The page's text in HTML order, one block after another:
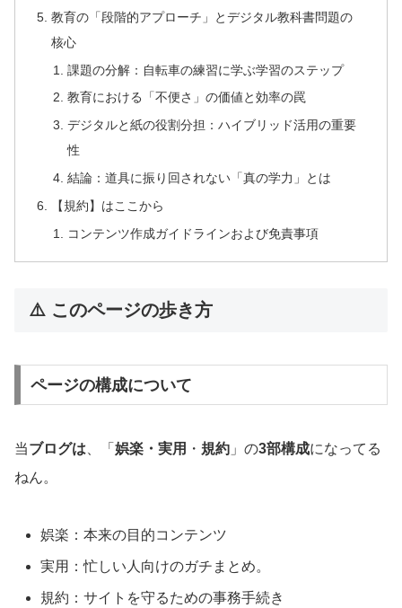
教育の「段階的アプローチ」とデジタル教科書問題の
核心
課題の分解：自転車の練習に学ぶ学習のステップ
教育における「不便さ」の価値と効率の罠
デジタルと紙の役割分担：ハイブリッド活用の重要
性
結論：道具に振り回されない「真の学力」とは
【規約】はここから
コンテンツ作成ガイドラインおよび免責事項
⚠️ このページの歩き方
ページの構成について
当ブログは 、「 娯楽・実用 ・ 規約 」の3部構成になってる
ねん。
娯楽：本来の目的コンテンツ
実用：忙しい人向けのガチまとめ。
規約：サイトを守るための事務手続き